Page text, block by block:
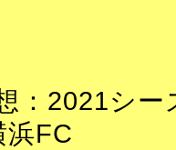
：2021シ
浜FC